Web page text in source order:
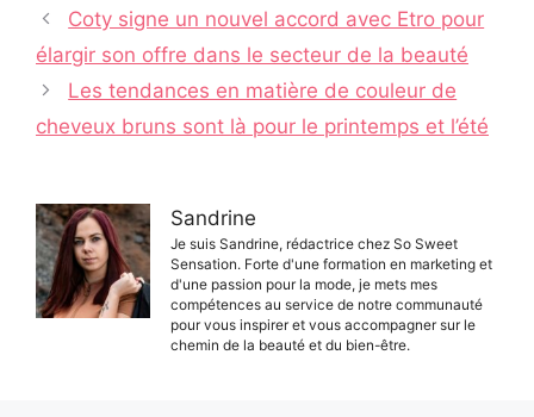
Navigation
des
articles
Coty signe un nouvel accord avec Etro pour
élargir son offre dans le secteur de la beauté
Les tendances en matière de couleur de
cheveux bruns sont là pour le printemps et l’été
Sandrine
Je suis Sandrine, rédactrice chez So Sweet
Sensation. Forte d'une formation en marketing et
d'une passion pour la mode, je mets mes
compétences au service de notre communauté
pour vous inspirer et vous accompagner sur le
chemin de la beauté et du bien-être.